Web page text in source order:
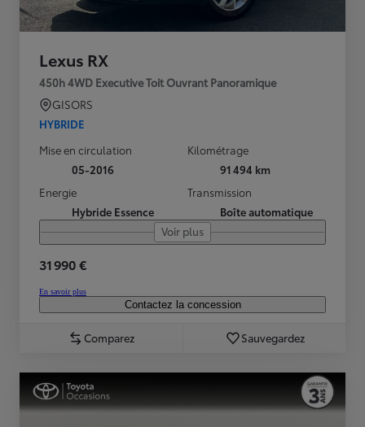
Lexus RX
450h 4WD Executive Toit Ouvrant Panoramique
GISORS
HYBRIDE
Mise en circulation
05-2016
Kilométrage
91 494 km
Energie
Hybride Essence
Transmission
Boîte automatique
Voir plus
31 990 €
En savoir plus
Contactez la concession
Comparez Sauvegardez